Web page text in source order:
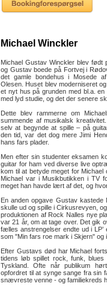
Michael Winckler
Michael Gustav Winckler blev født
og Gustav boede på Fortvej i
det gamle bondehus i Mosede
Olesen. Huset blev moderniseret
et nyt hus på grunden med bl.a.
med lyd studie, og det der senere
Dette blev rammerne om
summende af musikalsk
selv at begynde at spille – på
den tid, var det dog mere Jimi
hans fars plader.
Men efter sin studenter eksamen
guitar for ham ved diverse live
kom til at betyde meget for
Michael var i Musikbutikken i TV
meget han havde lært af det, og
En anden opgave Gustav
skulle ud og spille i Cirkusrevyen,
produktionen af Rock Nalles nye
var 21 år, om at tage over. Det gik
fælles anstrengelser endte ud i
som "Min fars roe mark i Skjern" og
Efter Gustavs død har Michael
tidens løb spillet rock, funk,
Tyskland. Ofte når publikum
opfordret til at synge sange fra sin
snævreste venne - og familiekreds